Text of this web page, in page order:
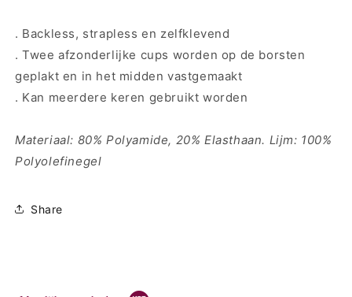
. Backless, strapless en zelfklevend
. Twee afzonderlijke cups worden op de borsten
geplakt en in het midden vastgemaakt
. Kan meerdere keren gebruikt worden
Materiaal: 80% Polyamide, 20% Elasthaan. Lijm: 100%
Polyolefinegel
Share